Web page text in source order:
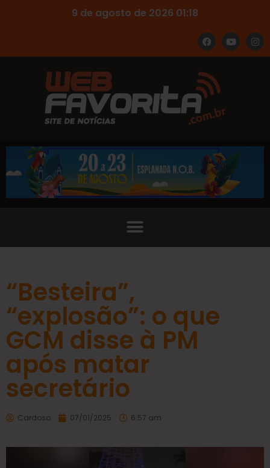
9 de agosto de 2026 01:18
“Besteira”,
“explosão”: o que
GCM disse à PM
após matar
secretário
Cardoso 07/01/2025 6:57 am